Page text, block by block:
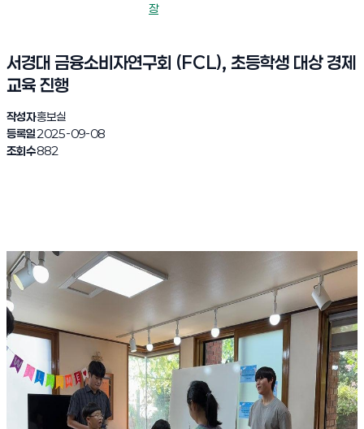
장
서경대 금융소비자연구회 (FCL), 초등학생 대상 경제
교육 진행
작성자홍보실
등록일2025-09-08
조회수882